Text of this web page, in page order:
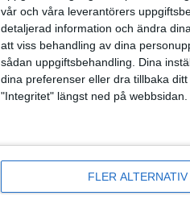
vår och våra leverantörers
detaljerad information och ändra
att viss behandling av dina
sådan uppgiftsbehandling. Dina
dina preferenser eller dra tillbaka
"Integritet" längst ned på webbsidan.
FLER ALTERNATIV
Y. Sor